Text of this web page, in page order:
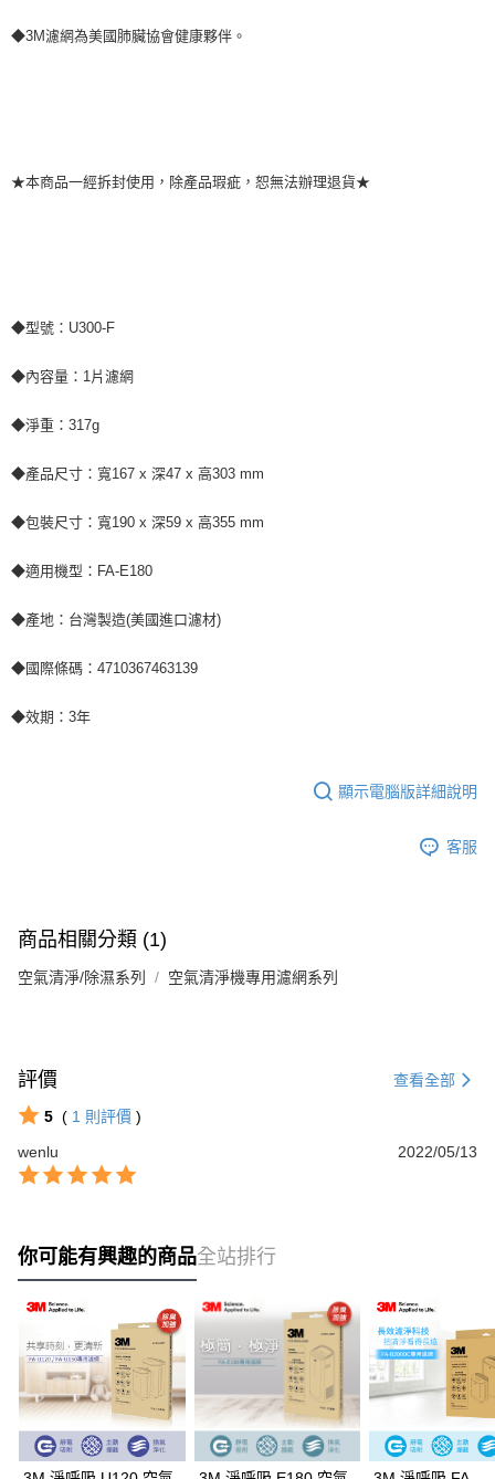
◆3M濾網為美國肺臟協會健康夥伴。
★本商品一經拆封使用，除產品瑕疵，恕無法辦理退貨★
◆型號：U300-F
◆內容量：1片濾網
◆淨重：317g
◆產品尺寸：寬167 x 深47 x 高303 mm
◆包裝尺寸：寬190 x 深59 x 高355 mm
◆適用機型：FA-E180
◆產地：台灣製造(美國進口濾材)
◆國際條碼：4710367463139
◆效期：3年
顯示電腦版詳細說明
客服
商品相關分類 (1)
空氣清淨/除濕系列 空氣清淨機專用濾網系列
評價 查看全部
5 ( 1 則評價 )
wenlu
2022/05/13
你可能有興趣的商品全站排行